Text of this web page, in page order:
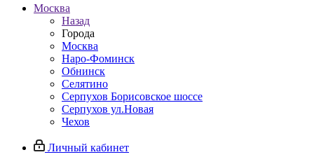
Москва
Назад
Города
Москва
Наро-Фоминск
Обнинск
Селятино
Серпухов Борисовское шоссе
Серпухов ул.Новая
Чехов
Личный кабинет